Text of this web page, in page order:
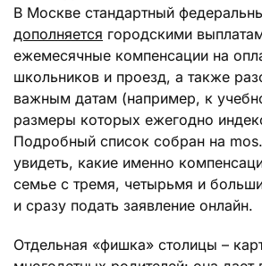
В Москве стандартный
дополняется городскими
ежемесячные компенсации на
школьников и проезд, а также
важным датам (например, к
размеры которых ежегодно
Подробный список собран на
увидеть, какие именно
семье с тремя, четырьмя и
и сразу подать заявление онлайн.
Отдельная «фишка» столицы –